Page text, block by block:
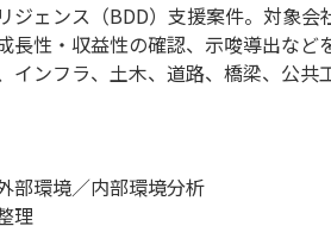
ジェンス（BDD）支援案件。対象
性・収益性の確認、示唆導出など
インフラ、土木、道路、橋梁、公
部環境／内部環境分析
理